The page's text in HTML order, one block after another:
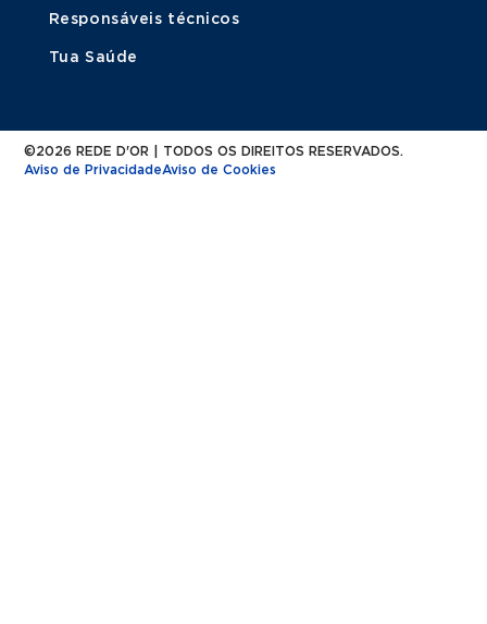
Responsáveis técnicos
Tua Saúde
©2026 REDE D'OR | TODOS OS DIREITOS RESERVADOS.
Aviso de PrivacidadeAviso de Cookies